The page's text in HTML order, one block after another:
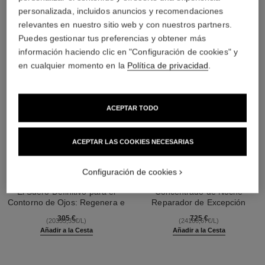
sublimage le sérum yeux
El Suero Definitivo para el
Contorno de Ojos: Regenera e
305 €
(20333,33€/L)
Añadir a la Cesta
sublimage l'extrait de nuit
Concentrado de Noche
Reparador de Excepción
725 €
(24166,67€/L)
Añadir a la Cesta
personalizada, incluidos anuncios y recomendaciones
relevantes en nuestro sitio web y con nuestros partners.
Puedes gestionar tus preferencias y obtener más
información haciendo clic en "Configuración de cookies" y
en cualquier momento en la Política de privacidad.
ACEPTAR LAS COOKIES NECESARIAS
ACEPTAR TODO
Configuración de cookies